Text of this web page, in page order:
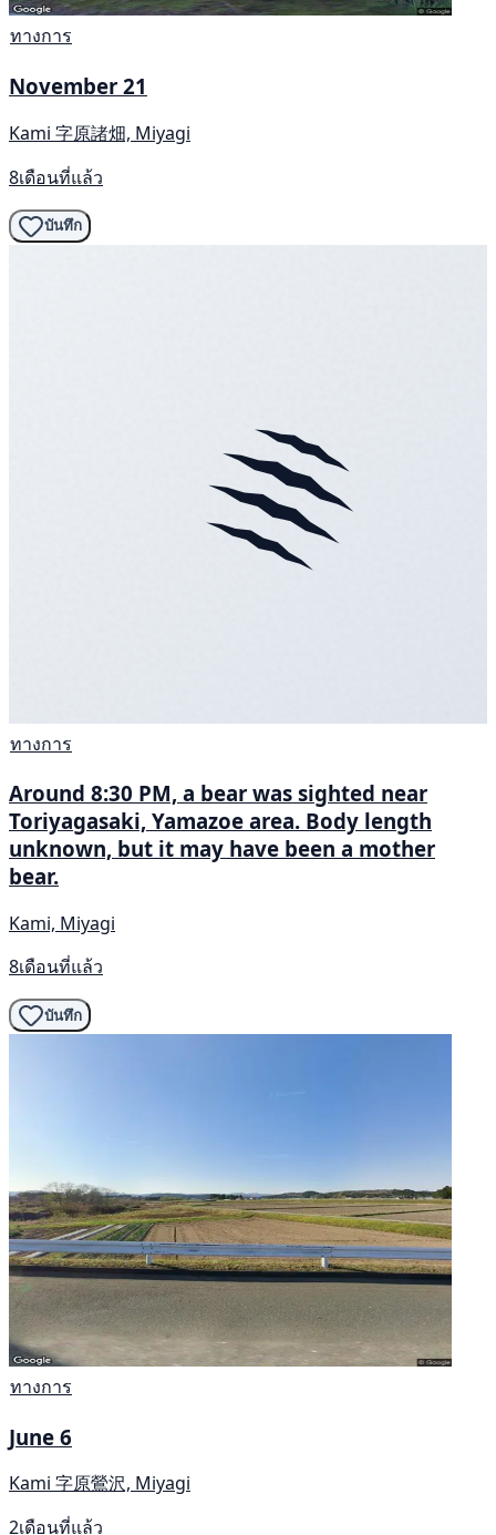
ทางการ
November 21
Kami 字原諸畑, Miyagi
8เดือนที่แล้ว
บันทึก
ทางการ
Around 8:30 PM, a bear was sighted near
Toriyagasaki, Yamazoe area. Body length
unknown, but it may have been a mother
bear.
Kami, Miyagi
8เดือนที่แล้ว
บันทึก
ทางการ
June 6
Kami 字原鶯沢, Miyagi
2เดือนที่แล้ว